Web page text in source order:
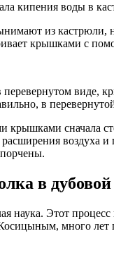
кипения воды в
из кастрюли,
крышками с
виде,
в
крышками сначала
воздуха
в
наука. Этот
много лет